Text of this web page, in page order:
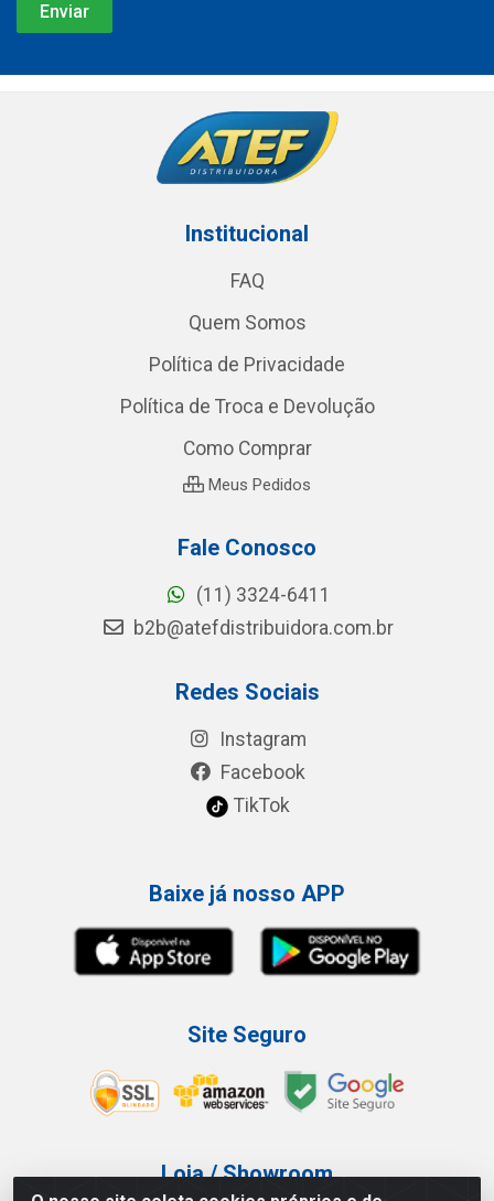
Institucional
FAQ
Quem Somos
Política de Privacidade
Política de Troca e Devolução
Como Comprar
Meus Pedidos
Fale Conosco
(11) 3324-6411
b2b@atefdistribuidora.com.br
Redes Sociais
Instagram
Facebook
TikTok
Baixe já nosso APP
Site Seguro
Loja / Showroom